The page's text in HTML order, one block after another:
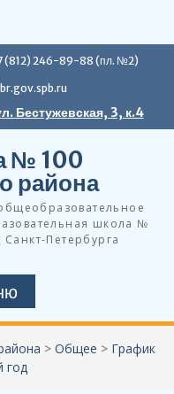
(812) 246-89-88 (пл. №2)
Бестужевская, 3, к.4
№ 100
района
школа №
Петербурга
> Общее > График
год